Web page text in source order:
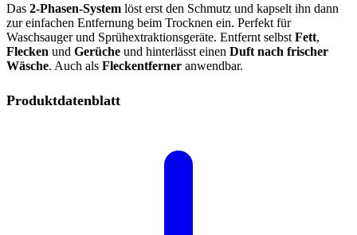
Das 2-Phasen-System löst erst den Schmutz und kapselt ihn dann
zur einfachen Entfernung beim Trocknen ein. Perfekt für
Waschsauger und Sprühextraktionsgeräte. Entfernt selbst Fett,
Flecken und Gerüche und hinterlässt einen Duft nach frischer
Wäsche. Auch als Fleckentferner anwendbar.
Produktdatenblatt